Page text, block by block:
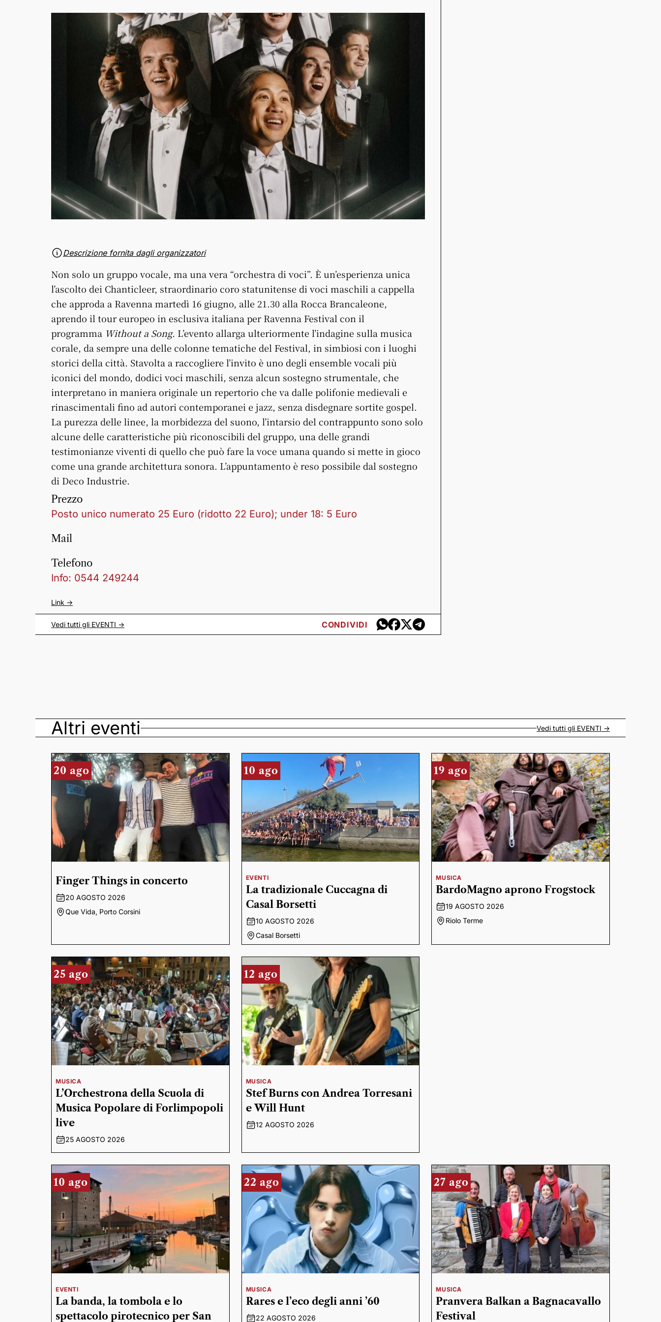
Descrizione fornita dagli organizzatori
Non solo un gruppo vocale, ma una vera “orchestra di voci”. È un’esperienza unica
l’ascolto dei Chanticleer, straordinario coro statunitense di voci maschili a cappella
che approda a Ravenna martedì 16 giugno, alle 21.30 alla Rocca Brancaleone,
aprendo il tour europeo in esclusiva italiana per Ravenna Festival con il
programma Without a Song. L’evento allarga ulteriormente l’indagine sulla musica
corale, da sempre una delle colonne tematiche del Festival, in simbiosi con i luoghi
storici della città. Stavolta a raccogliere l’invito è uno degli ensemble vocali più
iconici del mondo, dodici voci maschili, senza alcun sostegno strumentale, che
interpretano in maniera originale un repertorio che va dalle polifonie medievali e
rinascimentali fino ad autori contemporanei e jazz, senza disdegnare sortite gospel.
La purezza delle linee, la morbidezza del suono, l’intarsio del contrappunto sono solo
alcune delle caratteristiche più riconoscibili del gruppo, una delle grandi
testimonianze viventi di quello che può fare la voce umana quando si mette in gioco
come una grande architettura sonora. L’appuntamento è reso possibile dal sostegno
di Deco Industrie.
Prezzo
Posto unico numerato 25 Euro (ridotto 22 Euro); under 18: 5 Euro
Mail
Telefono
Info: 0544 249244
Link ->
Vedi tutti gli EVENTI -> CONDIVIDI
Altri eventi Vedi tutti gli EVENTI ->
20 ago
Finger Things in concerto
20 AGOSTO 2026
Que Vida, Porto Corsini
10 ago
EVENTI
La tradizionale Cuccagna di
Casal Borsetti
10 AGOSTO 2026
Casal Borsetti
19 ago
MUSICA
BardoMagno aprono Frogstock
19 AGOSTO 2026
Riolo Terme
25 ago
MUSICA
L’Orchestrona della Scuola di
Musica Popolare di Forlimpopoli
live
25 AGOSTO 2026
12 ago
MUSICA
Stef Burns con Andrea Torresani
e Will Hunt
12 AGOSTO 2026
10 ago
EVENTI
La banda, la tombola e lo
spettacolo pirotecnico per San
22 ago
MUSICA
Rares e l’eco degli anni ’60
22 AGOSTO 2026
27 ago
MUSICA
Pranvera Balkan a Bagnacavallo
Festival